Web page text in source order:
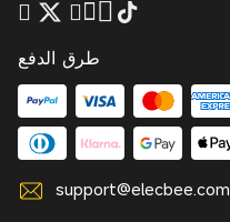
طرق الدفع
support@elecbee.com